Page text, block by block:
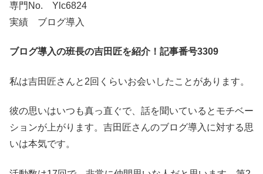
専門No. Ylc6824
実績 ブログ導入
ブログ導入の班長の吉田匠を紹介！記事番号3309
私は吉田匠さんと2回くらいお会いしたことがあります。
彼の思いはいつも真っ直ぐで、話を聞いているとモチベー
ションが上がります。吉田匠さんのブログ導入に対する思
いは本気です。